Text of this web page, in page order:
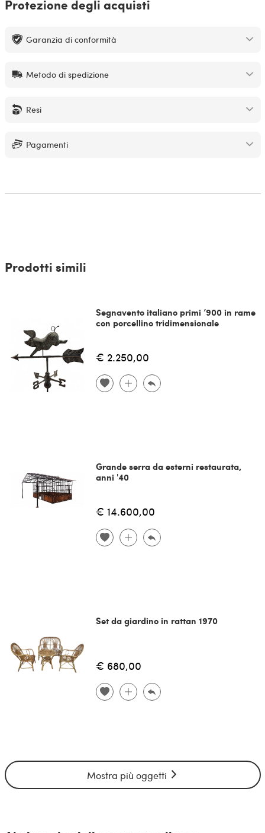
Protezione degli acquisti
Garanzia di conformità
Metodo di spedizione
Resi
Pagamenti
Prodotti simili
Segnavento italiano primi ’900 in rame
con porcellino tridimensionale
€ 2.250,00
Grande serra da esterni restaurata,
anni '40
€ 14.600,00
Set da giardino in rattan 1970
€ 680,00
Mostra più oggetti